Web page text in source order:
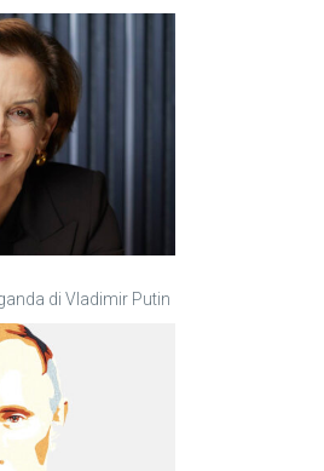
di Vladimir Putin